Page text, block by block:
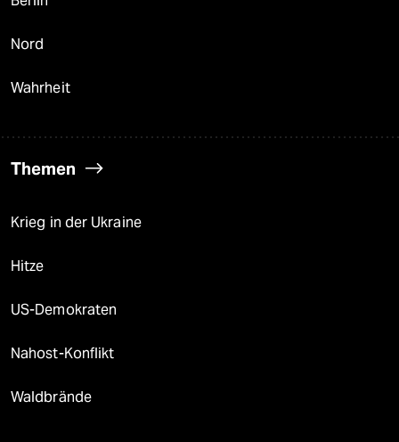
Nord
Wahrheit
Themen
Krieg in der Ukraine
Hitze
US-Demokraten
Nahost-Konflikt
Waldbrände